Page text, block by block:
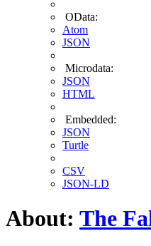
OData:
Atom
JSON
Microdata:
JSON
HTML
Embedded:
JSON
Turtle
CSV
JSON-LD
About: The